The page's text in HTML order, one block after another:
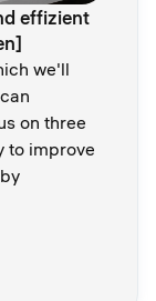
effizient
we'll
on three
to improve